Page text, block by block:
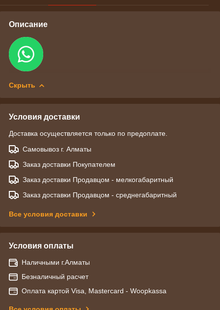
Описание
Скрыть
Условия доставки
Доставка осуществляется только по предоплате.
Самовывоз г. Алматы
Заказ доставки Покупателем
Заказ доставки Продавцом - мелкогабаритный
Заказ доставки Продавцом - среднегабаритный
Все условия доставки
Условия оплаты
Наличными г.Алматы
Безналичный расчет
Оплата картой Visa, Mastercard - Woopkassa